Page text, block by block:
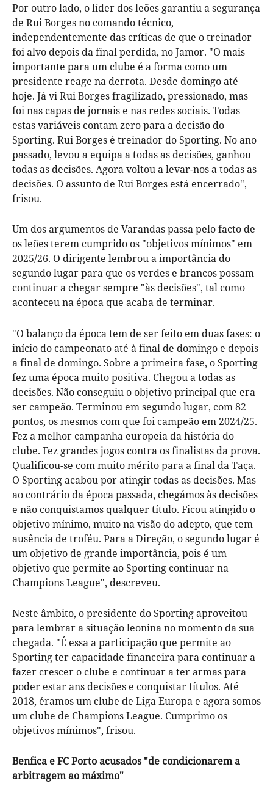
Por outro lado, o líder dos leões garantiu a segurança
de Rui Borges no comando técnico,
independentemente das críticas de que o treinador
foi alvo depois da final perdida, no Jamor. "O mais
importante para um clube é a forma como um
presidente reage na derrota. Desde domingo até
hoje. Já vi Rui Borges fragilizado, pressionado, mas
foi nas capas de jornais e nas redes sociais. Todas
estas variáveis contam zero para a decisão do
Sporting. Rui Borges é treinador do Sporting. No ano
passado, levou a equipa a todas as decisões, ganhou
todas as decisões. Agora voltou a levar-nos a todas as
decisões. O assunto de Rui Borges está encerrado",
frisou.
Um dos argumentos de Varandas passa pelo facto de
os leões terem cumprido os "objetivos mínimos" em
2025/26. O dirigente lembrou a importância do
segundo lugar para que os verdes e brancos possam
continuar a chegar sempre "às decisões", tal como
aconteceu na época que acaba de terminar.
"O balanço da época tem de ser feito em duas fases: o
início do campeonato até à final de domingo e depois
a final de domingo. Sobre a primeira fase, o Sporting
fez uma época muito positiva. Chegou a todas as
decisões. Não conseguiu o objetivo principal que era
ser campeão. Terminou em segundo lugar, com 82
pontos, os mesmos com que foi campeão em 2024/25.
Fez a melhor campanha europeia da história do
clube. Fez grandes jogos contra os finalistas da prova.
Qualificou-se com muito mérito para a final da Taça.
O Sporting acabou por atingir todas as decisões. Mas
ao contrário da época passada, chegámos às decisões
e não conquistamos qualquer título. Ficou atingido o
objetivo mínimo, muito na visão do adepto, que tem
ausência de troféu. Para a Direção, o segundo lugar é
um objetivo de grande importância, pois é um
objetivo que permite ao Sporting continuar na
Champions League", descreveu.
Neste âmbito, o presidente do Sporting aproveitou
para lembrar a situação leonina no momento da sua
chegada. "É essa a participação que permite ao
Sporting ter capacidade financeira para continuar a
fazer crescer o clube e continuar a ter armas para
poder estar ans decisões e conquistar títulos. Até
2018, éramos um clube de Liga Europa e agora somos
um clube de Champions League. Cumprimo os
objetivos mínimos", frisou.
Benfica e FC Porto acusados "de condicionarem a
arbitragem ao máximo"